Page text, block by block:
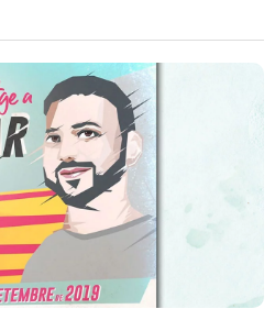
i Televisió
Teatre